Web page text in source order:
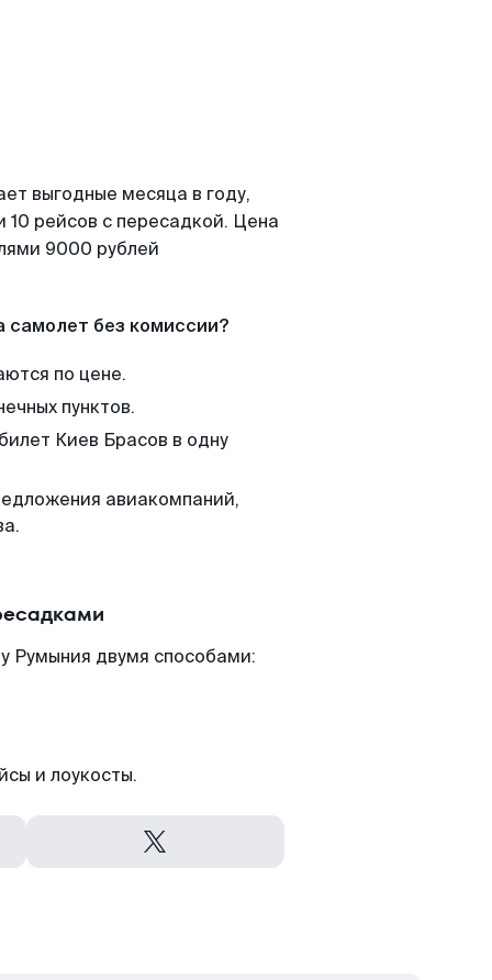
выгодные месяца в году,
рейсов с пересадкой. Цена
9000 рублей
самолет без комиссии?
по цене.
пунктов.
Киев Брасов в одну
авиакомпаний,
Румыния двумя способами:
и лоукосты.